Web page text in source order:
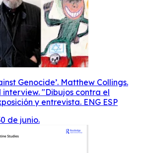
Genocide’. Matthew Collings.
interview. "Dibujos contra el
y entrevista. ENG ESP
de junio.